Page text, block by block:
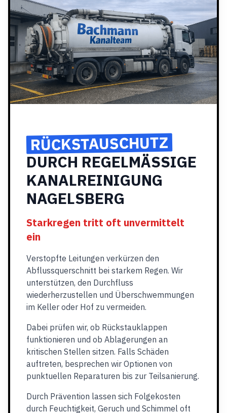
RÜCKSTAUSCHUTZ
DURCH REGELMÄSSIGE
KANALREINIGUNG
NAGELSBERG
Starkregen tritt oft unvermittelt
ein
Verstopfte Leitungen verkürzen den
Abflussquerschnitt bei starkem Regen. Wir
unterstützen, den Durchfluss
wiederherzustellen und Überschwemmungen
im Keller oder Hof zu vermeiden.
Dabei prüfen wir, ob Rückstauklappen
funktionieren und ob Ablagerungen an
kritischen Stellen sitzen. Falls Schäden
auftreten, besprechen wir Optionen von
punktuellen Reparaturen bis zur Teilsanierung.
Durch Prävention lassen sich Folgekosten
durch Feuchtigkeit, Geruch und Schimmel oft